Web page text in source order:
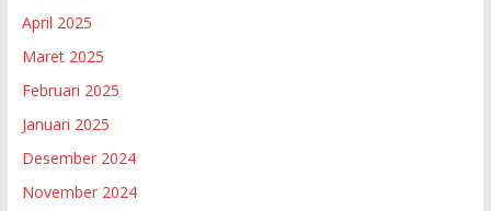
April 2025
Maret 2025
Februari 2025
Januari 2025
Desember 2024
November 2024